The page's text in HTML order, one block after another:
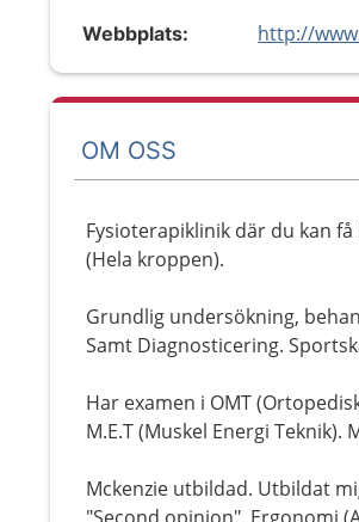
Webbplats: http://
OM OSS
Fysioterapiklinik där du kan
(Hela kroppen).
Grundlig undersökning,
Samt Diagnosticering.
Har examen i OMT
M.E.T (Muskel Energi Teknik).
Mckenzie utbildad. Utbildat